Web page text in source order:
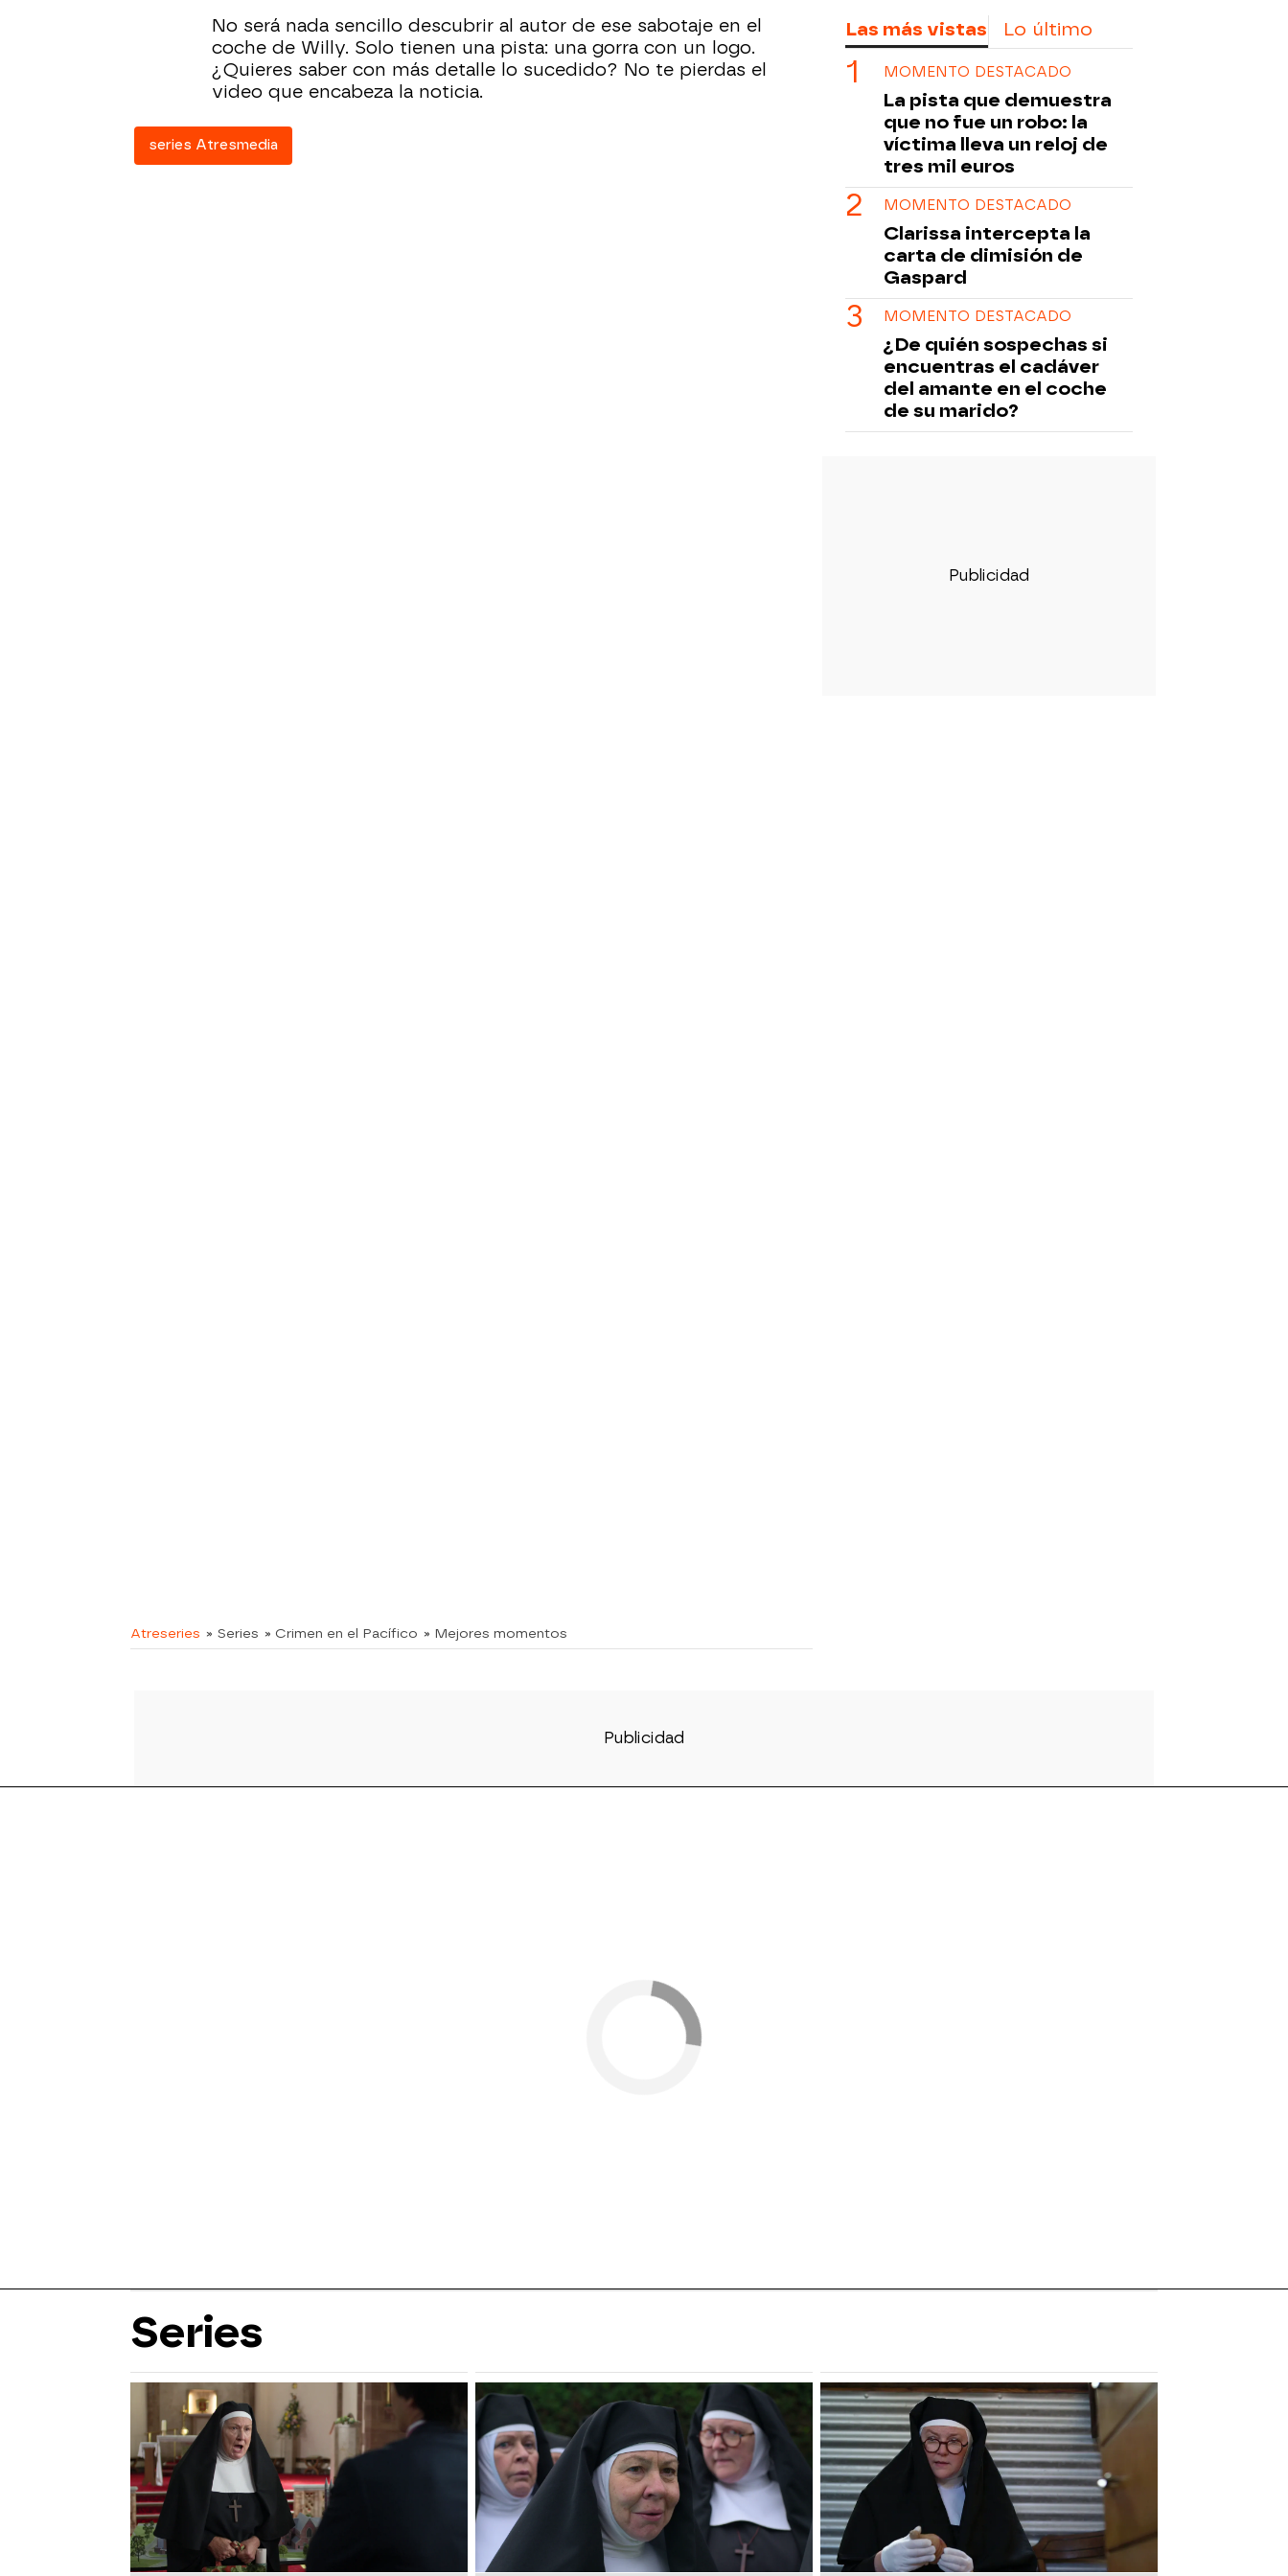
No será nada sencillo descubrir al autor de ese sabotaje en el
coche de Willy. Solo tienen una pista: una gorra con un logo.
¿Quieres saber con más detalle lo sucedido? No te pierdas el
video que encabeza la noticia.
series Atresmedia
Atreseries » Series » Crimen en el Pacífico » Mejores momentos
Las más vistas Lo último
MOMENTO DESTACADO
La pista que demuestra
que no fue un robo: la
víctima lleva un reloj de
tres mil euros
MOMENTO DESTACADO
Clarissa intercepta la
carta de dimisión de
Gaspard
MOMENTO DESTACADO
¿De quién sospechas si
encuentras el cadáver
del amante en el coche
de su marido?
Series